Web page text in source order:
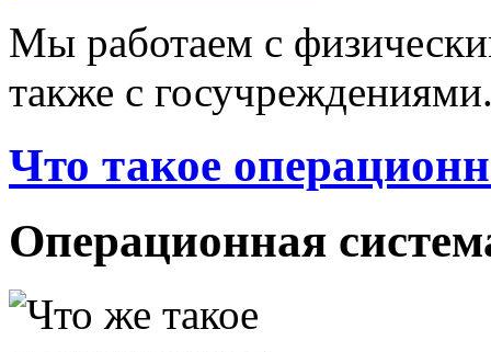
Мы работаем с
также с
Что такое
Операционная